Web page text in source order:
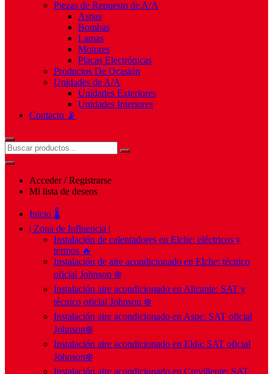
Piezas de Repuesto de A/A
Aspas
Bombas
Lamas
Motores
Placas Electrónicas
Productos De Ocasión
Unidades de A/A
Unidades Exteriores
Unidades Interiores
Contacto 📡
Acceder / Registrarse
Mi lista de deseos
Inicio 🌡️
| Zona de Influencia |
Instalación de calentadores en Elche: eléctricos y
termos 🔥
Instalación de aire acondicionado en Elche: técnico
oficial Johnson ❄️
Instalación aire acondicionado en Alicante: SAT y
técnico oficial Johnson ❄️
Instalación aire acondicionado en Aspe: SAT oficial
Johnson❄️
Instalación aire acondicionado en Elda: SAT oficial
Johnson❄️
Instalación aire acondicionado en Crevillente: SAT